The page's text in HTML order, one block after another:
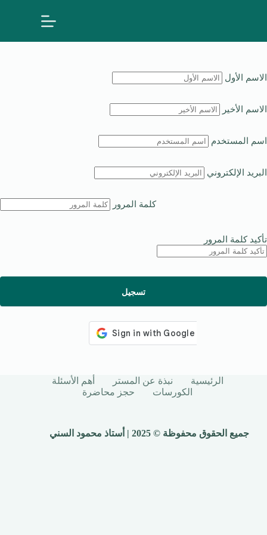
الاسم الأول
الاسم الأخير
اسم المستخدم
البريد الإلكتروني
كلمة المرور
تأكيد كلمة المرور
تسجيل
الرئيسية نبذة عن المستر
أهم الأسئلة
الكورسات
حجز محاضرة
جميع الحقوق محفوظة © 2025 | أستاذ محمود السني